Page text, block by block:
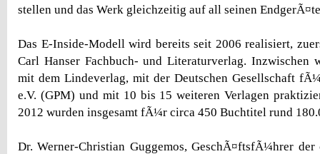
stellen und das Werk gleichzeitig auf all seinen
Das E-Inside-Modell wird bereits seit 2006 realisiert,
Carl Hanser Fachbuch- und Literaturverlag. Inzwischen
mit dem Lindeverlag, mit der Deutschen Gesellschaft
e.V. (GPM) und mit 10 bis 15 weiteren Verlagen
2012 wurden insgesamt fÃ¼r circa 450 Buchtitel rund
Dr. Werner-Christian Guggemos, GeschÃ¤ftsfÃ¼hrer